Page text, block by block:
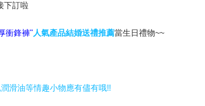
下訂啦
衝鋒褲" 人氣產品結婚送禮推薦當生日禮物~~
滑油等情趣小物應有儘有哦!!